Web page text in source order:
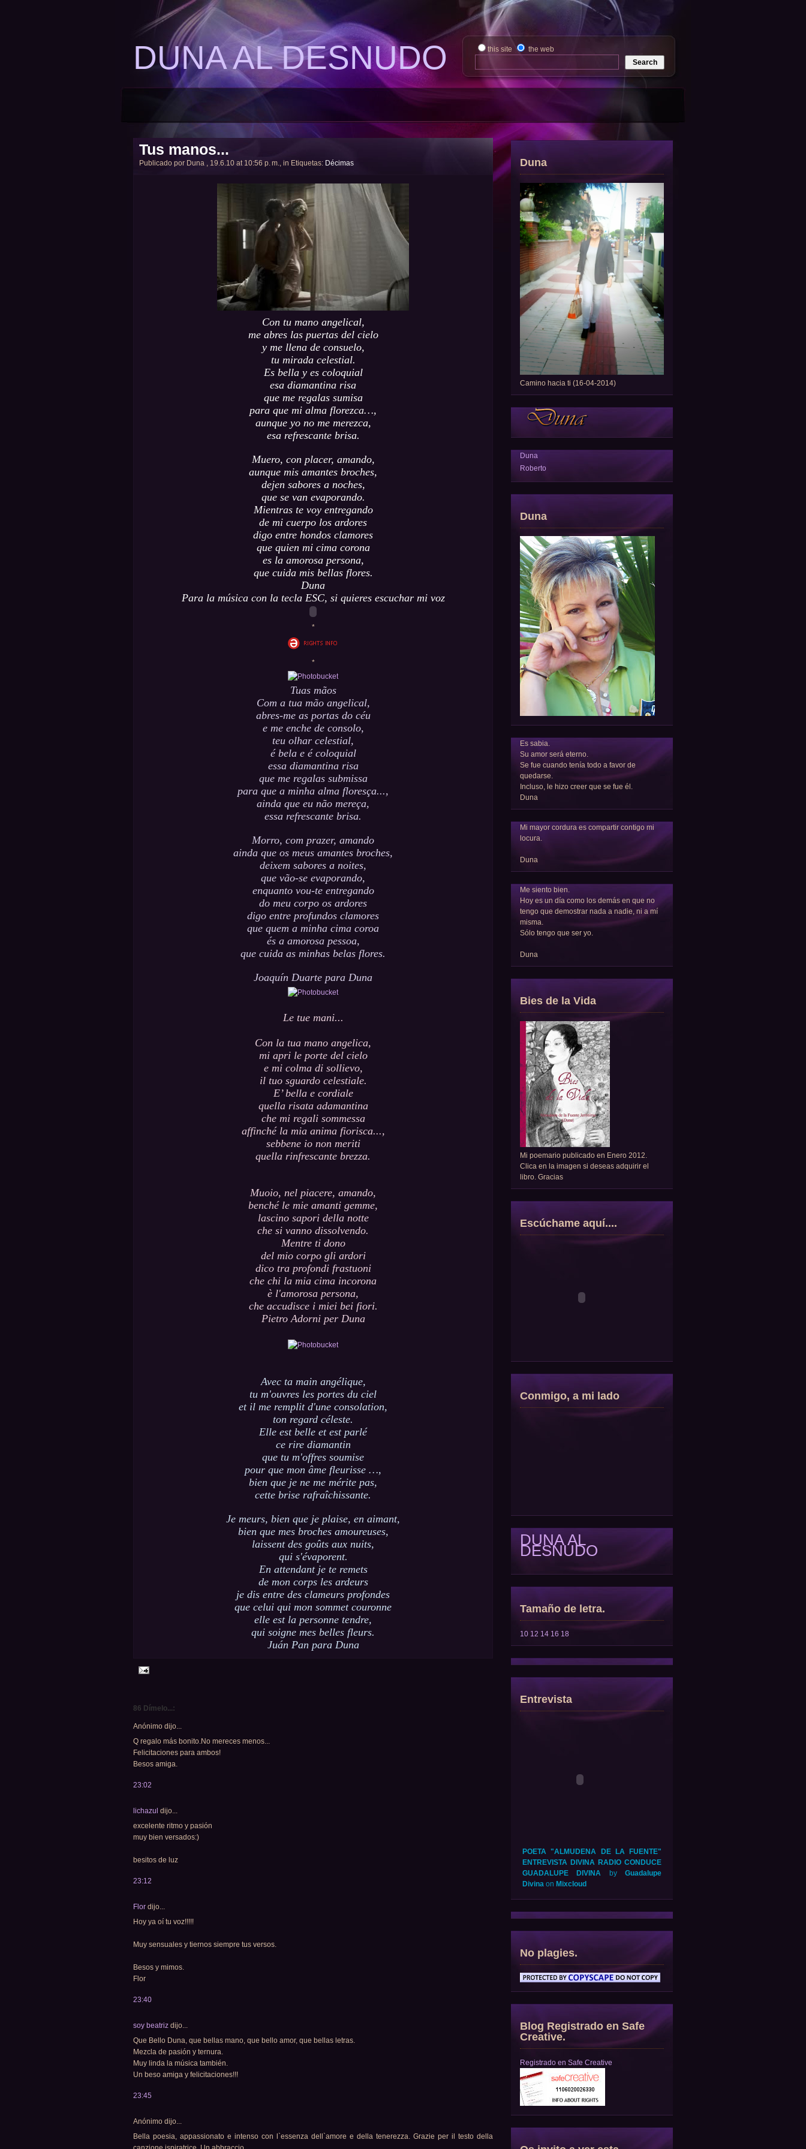
DUNA AL DESNUDO this site the web
Tus manos...
Publicado por Duna , 19.6.10 at 10:56 p. m., in Etiquetas: Décimas
Con tu mano angelical,
me abres las puertas del cielo
y me llena de consuelo,
tu mirada celestial.
Es bella y es coloquial
esa diamantina risa
que me regalas sumisa
para que mi alma florezca…,
aunque yo no me merezca,
esa refrescante brisa.
Muero, con placer, amando,
aunque mis amantes broches,
dejen sabores a noches,
que se van evaporando.
Mientras te voy entregando
de mi cuerpo los ardores
digo entre hondos clamores
que quien mi cima corona
es la amorosa persona,
que cuida mis bellas flores.
Duna
Para la música con la tecla ESC, si quieres escuchar mi voz
*
*
Tuas mãos
Com a tua mão angelical,
abres-me as portas do céu
e me enche de consolo,
teu olhar celestial,
é bela e é coloquial
essa diamantina risa
que me regalas submissa
para que a minha alma floresça...,
ainda que eu não mereça,
essa refrescante brisa.
Morro, com prazer, amando
ainda que os meus amantes broches,
deixem sabores a noites,
que vão-se evaporando,
enquanto vou-te entregando
do meu corpo os ardores
digo entre profundos clamores
que quem a minha cima coroa
és a amorosa pessoa,
que cuida as minhas belas flores.
Joaquín Duarte para Duna
Le tue mani...
Con la tua mano angelica,
mi apri le porte del cielo
e mi colma di sollievo,
il tuo sguardo celestiale.
E’ bella e cordiale
quella risata adamantina
che mi regali sommessa
affinché la mia anima fiorisca...,
sebbene io non meriti
quella rinfrescante brezza.
Muoio, nel piacere, amando,
benché le mie amanti gemme,
lascino sapori della notte
che si vanno dissolvendo.
Mentre ti dono
del mio corpo gli ardori
dico tra profondi frastuoni
che chi la mia cima incorona
è l'amorosa persona,
che accudisce i miei bei fiori.
Pietro Adorni per Duna
Avec ta main angélique,
tu m'ouvres les portes du ciel
et il me remplit d'une consolation,
ton regard céleste.
Elle est belle et est parlé
ce rire diamantin
que tu m'offres soumise
pour que mon âme fleurisse …,
bien que je ne me mérite pas,
cette brise rafraîchissante.
Je meurs, bien que je plaise, en aimant,
bien que mes broches amoureuses,
laissent des goûts aux nuits,
qui s'évaporent.
En attendant je te remets
de mon corps les ardeurs
je dis entre des clameurs profondes
que celui qui mon sommet couronne
elle est la personne tendre,
qui soigne mes belles fleurs.
Juán Pan para Duna
86 Dímelo...:
Anónimo dijo...
Q regalo más bonito.No mereces menos...
Felicitaciones para ambos!
Besos amiga.
23:02
lichazul dijo...
excelente ritmo y pasión
muy bien versados:)
besitos de luz
23:12
Flor dijo...
Hoy ya oí tu voz!!!!!
Muy sensuales y tiernos siempre tus versos.
Besos y mimos.
Flor
23:40
soy beatriz dijo...
Que Bello Duna, que bellas mano, que bello amor, que bellas letras.
Mezcla de pasión y ternura.
Muy linda la música también.
Un beso amiga y felicitaciones!!!
23:45
Anónimo dijo...
Bella poesia, appassionato e intenso con l`essenza dell`amore e della tenerezza. Grazie per il testo della
Duna
Camino hacia ti (16-04-2014)
Duna
Roberto
Duna
Es sabia.
Su amor será eterno.
Se fue cuando tenía todo a favor de
quedarse.
Incluso, le hizo creer que se fue él.
Duna
Mi mayor cordura es compartir contigo mi
locura.
Duna
Me siento bien.
Hoy es un día como los demás en que no
tengo que demostrar nada a nadie, ni a mí
misma.
Sólo tengo que ser yo.
Duna
Bies de la Vida
Mi poemario publicado en Enero 2012.
Clica en la imagen si deseas adquirir el
libro. Gracias
Escúchame aquí....
Conmigo, a mi lado
DUNA AL
DESNUDO
Tamaño de letra.
10 12 14 16 18
Entrevista
POETA "ALMUDENA DE LA FUENTE"
ENTREVISTA DIVINA RADIO CONDUCE
GUADALUPE DIVINA byGuadalupe
Divina on Mixcloud
No plagies.
Blog Registrado en Safe
Creative.
Registrado en Safe Creative